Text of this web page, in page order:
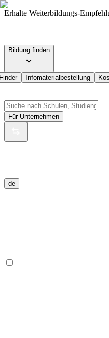
Erhalte Weiterbildungs-
Bildung finden
Infomaterialbestellung
Für Unternehmen
de